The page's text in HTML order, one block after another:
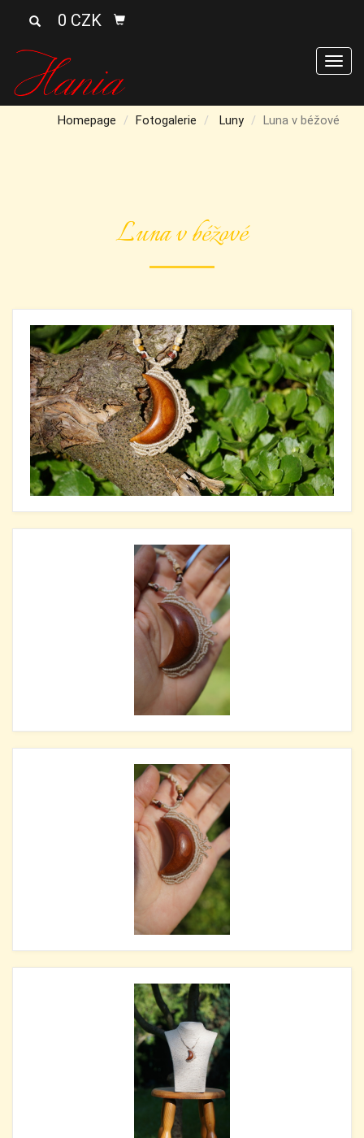
0 CZK
Homepage Fotogalerie Luny Luna v béžové
Luna v béžové